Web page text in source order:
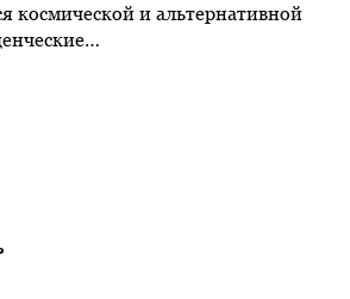
космической и альтернативной